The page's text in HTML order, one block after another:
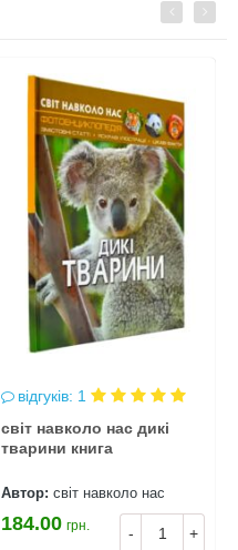
Previous
відгуків: 1
світ навколо нас дикі
тварини книга
Автор: світ навколо нас
- +
184.00 грн.
Next